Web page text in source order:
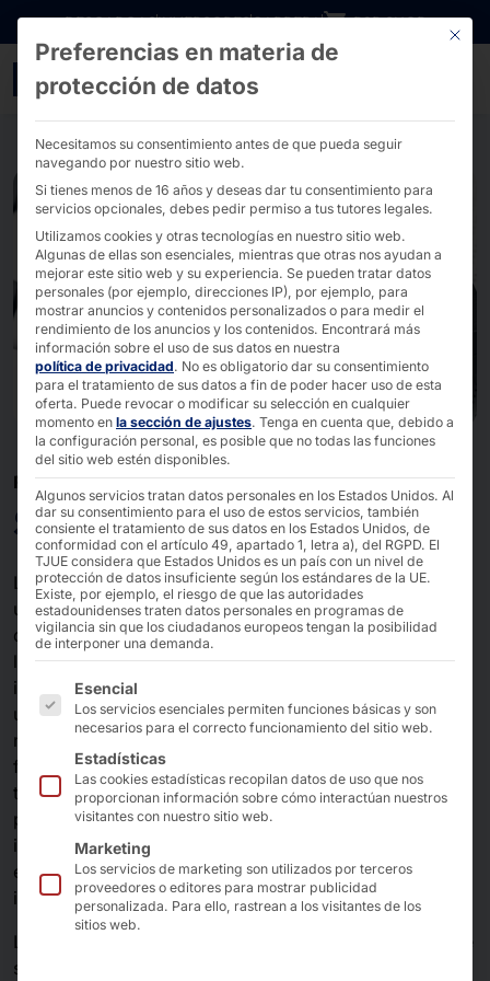
Ir directamente al contenido
DESCARGASINVERSORESCARRERA B2B SHOP
Soluciones de hardware
PRODUCTOS DE SEGURIDAD - MADE IN GERMANY
Seguridad informática
Los productos y dispositivos de seguridad de red se
utilizan en una amplia gama de aplicaciones y
desempeñan un papel importante en la protección de
las comunicaciones de red. Uno de los motivos es el
inmenso volumen de tráfico de red -en 2025 se medirá
una media de 13 terabits/s de tráfico en los principales
nodos individuales de Internet (casi 10 terabits/s a
finales de 2020), y la tendencia va en aumento-, y los
temas de actualidad también impulsan el uso de
productos para proteger las oficinas domésticas, las
instalaciones de producción de la Industria 4.0, las
empresas KRITIS, la IA y la implantación de
infraestructuras mínimas viables.
Los AKHET® apoyan a los fabricantes de soluciones de
seguridad informática con hardware de nivel
Este
Preferencias en materia de
protección de datos
Necesitamos su consentimiento antes de que pueda seguir
navegando por nuestro sitio web.
Si tienes menos de 16 años y deseas dar tu consentimiento para
servicios opcionales, debes pedir permiso a tus tutores legales.
Utilizamos cookies y otras tecnologías en nuestro sitio web.
Algunas de ellas son esenciales, mientras que otras nos ayudan a
mejorar este sitio web y su experiencia. Se pueden tratar datos
personales (por ejemplo, direcciones IP), por ejemplo, para
mostrar anuncios y contenidos personalizados o para medir el
rendimiento de los anuncios y los contenidos. Encontrará más
información sobre el uso de sus datos en nuestra
política de privacidad. No es obligatorio dar su consentimiento
para el tratamiento de sus datos a fin de poder hacer uso de esta
oferta. Puede revocar o modificar su selección en cualquier
momento en la sección de ajustes. Tenga en cuenta que, debido a
la configuración personal, es posible que no todas las funciones
del sitio web estén disponibles.
Algunos servicios tratan datos personales en los Estados Unidos. Al
dar su consentimiento para el uso de estos servicios, también
consiente el tratamiento de sus datos en los Estados Unidos, de
conformidad con el artículo 49, apartado 1, letra a), del RGPD. El
TJUE considera que Estados Unidos es un país con un nivel de
protección de datos insuficiente según los estándares de la UE.
Existe, por ejemplo, el riesgo de que las autoridades
estadounidenses traten datos personales en programas de
vigilancia sin que los ciudadanos europeos tengan la posibilidad
de interponer una demanda.
A continuación se enumeran los grupos de servicios
Esencial
Los servicios esenciales permiten funciones básicas y son
necesarios para el correcto funcionamiento del sitio web.
Estadísticas
Las cookies estadísticas recopilan datos de uso que nos
proporcionan información sobre cómo interactúan nuestros
visitantes con nuestro sitio web.
Marketing
Los servicios de marketing son utilizados por terceros
proveedores o editores para mostrar publicidad
personalizada. Para ello, rastrean a los visitantes de los
sitios web.